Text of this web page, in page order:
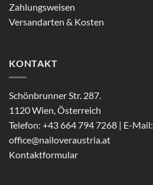
Zahlungsweisen
Versandarten & Kosten
KONTAKT
Schönbrunner Str. 287.
1120 Wien, Österreich
Telefon: +43 664 794 7268 | E-Mail:
office@nailoveraustria.at
Kontaktformular